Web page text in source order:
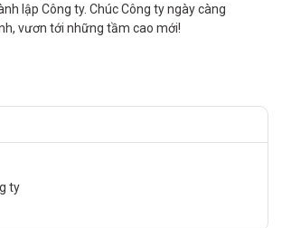
lập Công ty. Chúc Công ty ngày càng
vươn tới những tầm cao mới!
ty